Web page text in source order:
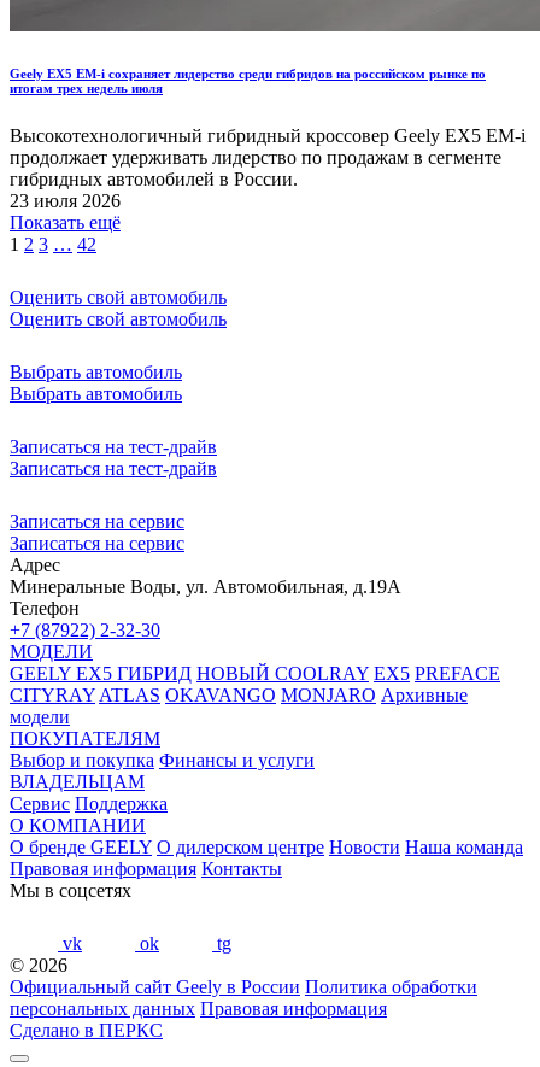
Geely EX5 EM-i сохраняет лидерство среди гибридов на российском рынке по
итогам трех недель июля
Высокотехнологичный гибридный кроссовер Geely EX5 EM-i
продолжает удерживать лидерство по продажам в сегменте
гибридных автомобилей в России.
23 июля 2026
Показать ещё
1 2 3 … 42
Оценить свой автомобиль
Оценить свой автомобиль
Выбрать автомобиль
Выбрать автомобиль
Записаться на тест-драйв
Записаться на тест-драйв
Записаться на сервис
Записаться на сервис
Адрес
Минеральные Воды, ул. Автомобильная, д.19А
Телефон
+7 (87922) 2-32-30
МОДЕЛИ
GEELY EX5 ГИБРИД НОВЫЙ COOLRAY EX5 PREFACE
CITYRAY ATLAS OKAVANGO MONJARO Архивные
модели
ПОКУПАТЕЛЯМ
Выбор и покупка Финансы и услуги
ВЛАДЕЛЬЦАМ
Сервис Поддержка
О КОМПАНИИ
О бренде GEELY О дилерском центре Новости Наша команда
Правовая информация Контакты
Мы в соцсетях
vk ok
tg
© 2026
Официальный сайт Geely в России Политика обработки
персональных данных Правовая информация
Сделано в ПЕРКС